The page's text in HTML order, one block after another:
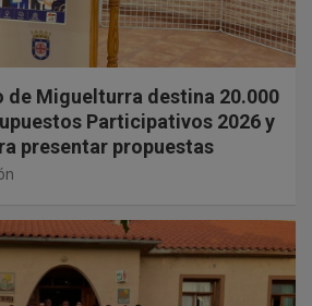
de Miguelturra destina 20.000
Participativos 2026 y
presentar propuestas